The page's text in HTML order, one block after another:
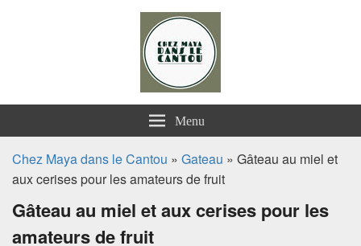
Chez Maya dans le Cantou
Menu
Chez Maya dans le Cantou » Gateau » Gâteau au miel et
aux cerises pour les amateurs de fruit
Gâteau au miel et aux cerises pour les
amateurs de fruit